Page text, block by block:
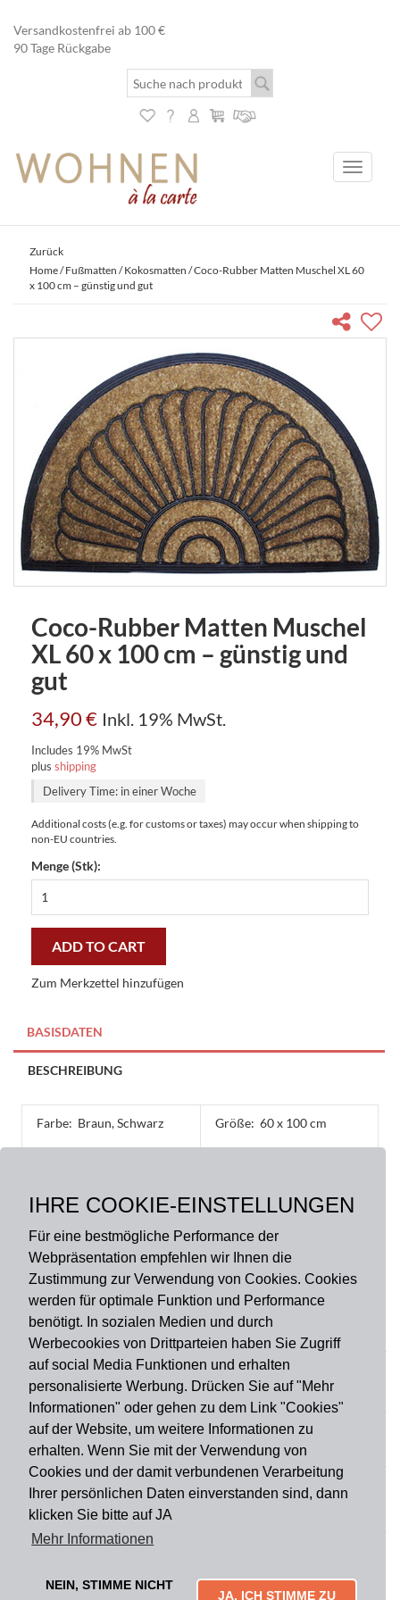
IHRE COOKIE-EINSTELLUNGEN
Für eine bestmögliche Performance der
Webpräsentation empfehlen wir Ihnen die
Zustimmung zur Verwendung von Cookies. Cookies
werden für optimale Funktion und Performance
benötigt. In sozialen Medien und durch
Werbecookies von Drittparteien haben Sie Zugriff
auf social Media Funktionen und erhalten
personalisierte Werbung. Drücken Sie auf "Mehr
Informationen" oder gehen zu dem Link "Cookies"
auf der Website, um weitere Informationen zu
erhalten. Wenn Sie mit der Verwendung von
Cookies und der damit verbundenen Verarbeitung
Ihrer persönlichen Daten einverstanden sind, dann
klicken Sie bitte auf JA
Mehr Informationen
NEIN, STIMME NICHT
JA, ICH STIMME ZU
Versandkostenfrei ab 100 €
90 Tage Rückgabe
Toggle
Zurück
Home/Fußmatten /Kokosmatten / Coco-Rubber Matten Muschel XL 60
x 100 cm – günstig und gut
Coco-Rubber Matten Muschel
XL 60 x 100 cm – günstig und
gut
34,90€ Inkl. 19% MwSt.
Includes 19% MwSt
plus shipping
Delivery Time: in einer Woche
Additional costs (e.g. for customs or taxes) may occur when shipping to
non-EU countries.
Menge (Stk):
Rubber
Muschel
60
cm
-
günstig
gut
quantity
ADD TO CART
Zum Merkzettel hinzufügen
BASISDATEN
BESCHREIBUNG
Farbe: Braun, Schwarz Größe: 60 x 100 cm
Rückseite: Gummi
Zahlungsart
Versandart
Du findest uns auch auf
Informationen
Impressum Widerruf
Mytailor croodles